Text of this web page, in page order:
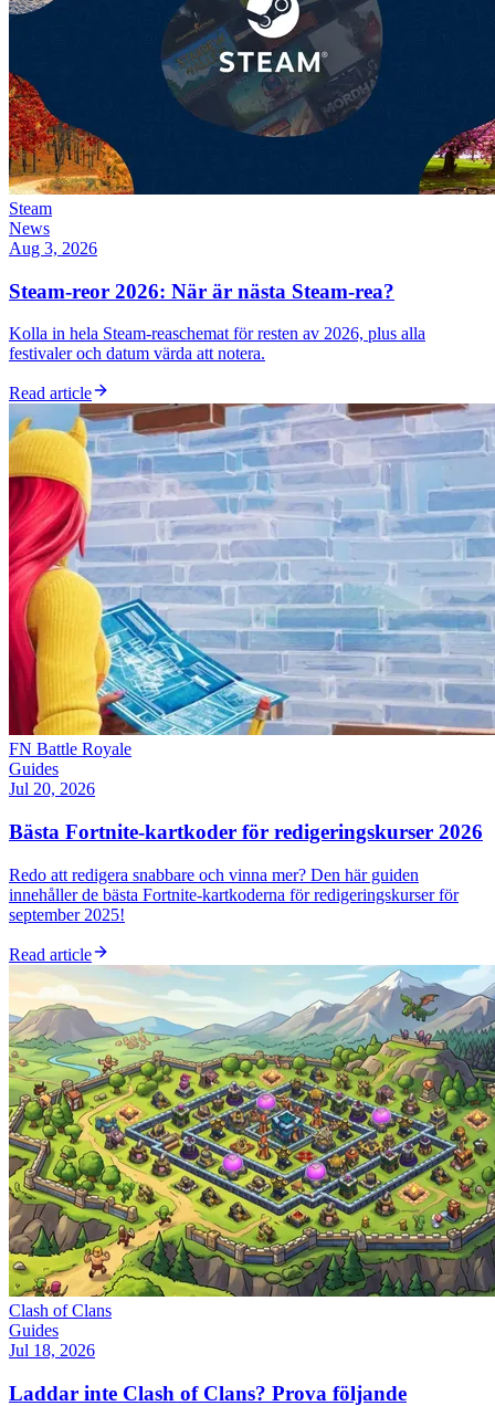
Steam
News
Aug 3, 2026
Steam-reor 2026: När är nästa Steam-rea?
Kolla in hela Steam-reaschemat för resten av 2026, plus alla
festivaler och datum värda att notera.
Read article
FN Battle Royale
Guides
Jul 20, 2026
Bästa Fortnite-kartkoder för redigeringskurser 2026
Redo att redigera snabbare och vinna mer? Den här guiden
innehåller de bästa Fortnite-kartkoderna för redigeringskurser för
september 2025!
Read article
Clash of Clans
Guides
Jul 18, 2026
Laddar inte Clash of Clans? Prova följande